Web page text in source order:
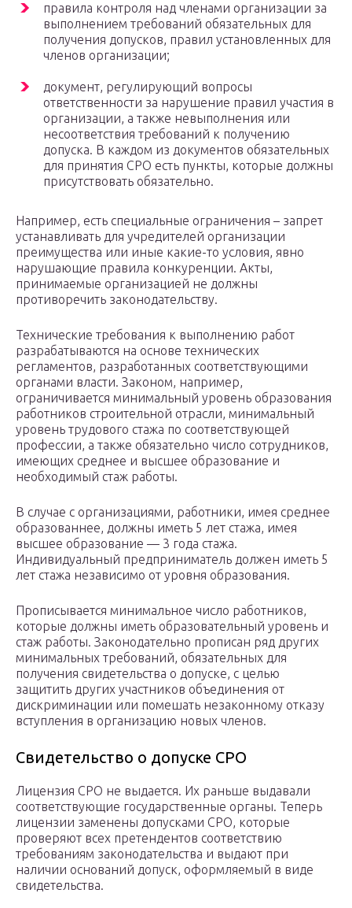
правила контроля над членами организации за
выполнением требований обязательных для
получения допусков, правил установленных для
членов организации;
документ, регулирующий вопросы
ответственности за нарушение правил участия в
организации, а также невыполнения или
несоответствия требований к получению
допуска. В каждом из документов обязательных
для принятия СРО есть пункты, которые должны
присутствовать обязательно.
Например, есть специальные ограничения – запрет
устанавливать для учредителей организации
преимущества или иные какие-то условия, явно
нарушающие правила конкуренции. Акты,
принимаемые организацией не должны
противоречить законодательству.
Технические требования к выполнению работ
разрабатываются на основе технических
регламентов, разработанных соответствующими
органами власти. Законом, например,
ограничивается минимальный уровень образования
работников строительной отрасли, минимальный
уровень трудового стажа по соответствующей
профессии, а также обязательно число сотрудников,
имеющих среднее и высшее образование и
необходимый стаж работы.
В случае с организациями, работники, имея среднее
образованнее, должны иметь 5 лет стажа, имея
высшее образование — 3 года стажа.
Индивидуальный предприниматель должен иметь 5
лет стажа независимо от уровня образования.
Прописывается минимальное число работников,
которые должны иметь образовательный уровень и
стаж работы. Законодательно прописан ряд других
минимальных требований, обязательных для
получения свидетельства о допуске, с целью
защитить других участников объединения от
дискриминации или помешать незаконному отказу
вступления в организацию новых членов.
Свидетельство о допуске СРО
Лицензия СРО не выдается. Их раньше выдавали
соответствующие государственные органы. Теперь
лицензии заменены допусками СРО, которые
проверяют всех претендентов соответствию
требованиям законодательства и выдают при
наличии оснований допуск, оформляемый в виде
свидетельства.